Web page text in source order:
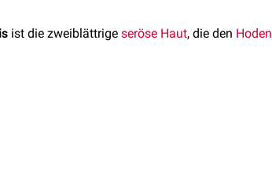
ist die zweiblättrige seröse Haut, die den Hoden